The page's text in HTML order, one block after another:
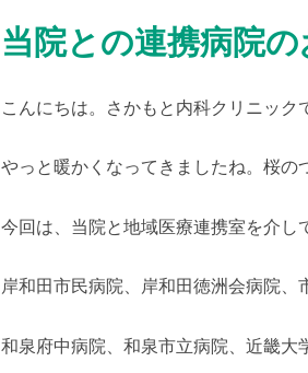
当院との連携病院
こんにちは。さかもと内科クリニック
やっと暖かくなってきましたね。桜の
今回は、当院と地域医療連携室を介し
岸和田市民病院、岸和田徳洲会病院
和泉府中病院、和泉市立病院、近畿大